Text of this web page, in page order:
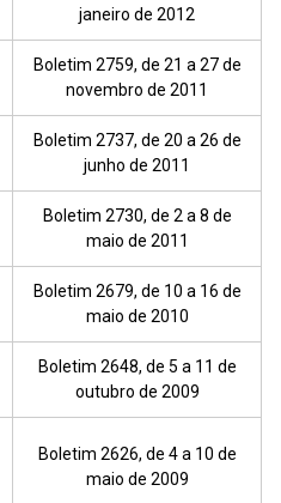
janeiro de 2012
Boletim 2759, de 21 a 27 de
novembro de 2011
Boletim 2737, de 20 a 26 de
junho de 2011
Boletim 2730, de 2 a 8 de
maio de 2011
Boletim 2679, de 10 a 16 de
maio de 2010
Boletim 2648, de 5 a 11 de
outubro de 2009
Boletim 2626, de 4 a 10 de
maio de 2009